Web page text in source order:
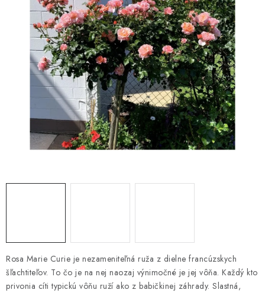
ZÁHRADKÁRSKE POTREBY
HNOJIVÁ
CHÉMIA
DEKORÁCIE
Rosa Marie Curie je nezameniteľná ruža z dielne francúzskych
šľachtiteľov. To čo je na nej naozaj výnimočné je jej vôňa. Každý kto
privonia cíti typickú vôňu ruží ako z babičkinej záhrady. Slastná,